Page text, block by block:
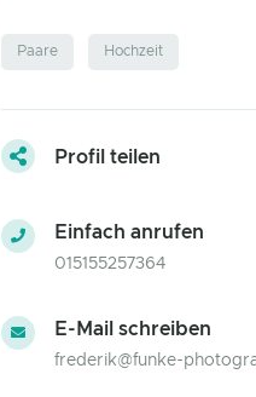
Paare Hochzeit
Profil teilen
Einfach anrufen
015155257364
E-Mail schreiben
frederik@funke-